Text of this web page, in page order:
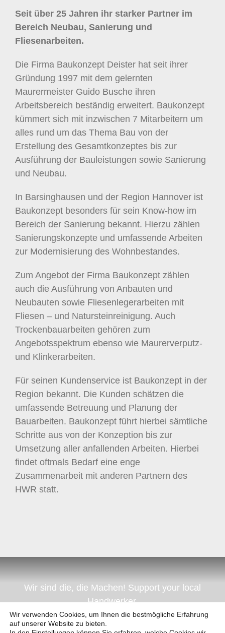
Seit über 25 Jahren ihr starker Partner im
Bereich Neubau, Sanierung und
Fliesenarbeiten.
Die Firma Baukonzept Deister hat seit ihrer
Gründung 1997 mit dem gelernten
Maurermeister Guido Busche ihren
Arbeitsbereich beständig erweitert. Baukonzept
kümmert sich mit inzwischen 7 Mitarbeitern um
alles rund um das Thema Bau von der
Erstellung des Gesamtkonzeptes bis zur
Ausführung der Bauleistungen sowie Sanierung
und Neubau.
In Barsinghausen und der Region Hannover ist
Baukonzept besonders für sein Know-how im
Bereich der Sanierung bekannt. Hierzu zählen
Sanierungskonzepte und umfassende Arbeiten
zur Modernisierung des Wohnbestandes.
Zum Angebot der Firma Baukonzept zählen
auch die Ausführung von Anbauten und
Neubauten sowie Fliesenlegerarbeiten mit
Fliesen – und Natursteinreinigung. Auch
Trockenbauarbeiten gehören zum
Angebotsspektrum ebenso wie Maurerverputz-
und Klinkerarbeiten.
Für seinen Kundenservice ist Baukonzept in der
Region bekannt. Die Kunden schätzen die
umfassende Betreuung und Planung der
Bauarbeiten. Baukonzept führt hierbei sämtliche
Schritte aus von der Konzeption bis zur
Umsetzung aller anfallenden Arbeiten. Hierbei
findet oftmals Bedarf eine enge
Zusammenarbeit mit anderen Partnern des
HWR statt.
Wir sind die, die Machen! Support your local
Handwerker.
Wir verwenden Cookies, um Ihnen die bestmögliche Erfahrung
auf unserer Website zu bieten.